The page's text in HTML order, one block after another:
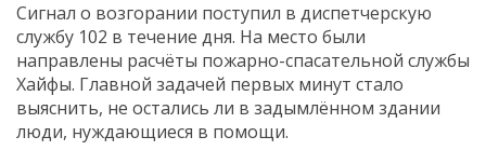
Сигнал о возгорании поступил в диспетчерскую
службу 102 в течение дня. На место были
направлены расчёты пожарно-спасательной службы
Хайфы. Главной задачей первых минут стало
выяснить, не остались ли в задымлённом здании
люди, нуждающиеся в помощи.